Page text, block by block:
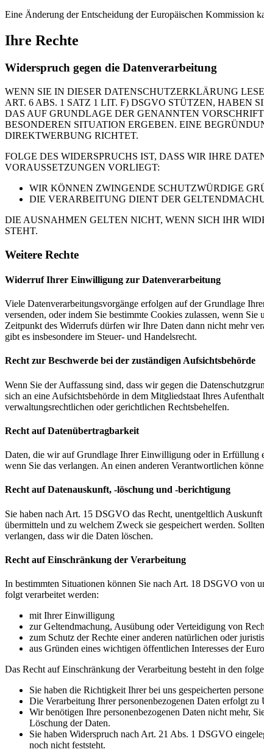
Eine Änderung der Entscheidung der Europäischen Kommission
Ihre Rechte
Widerspruch gegen die Datenverarbeitung
WENN SIE IN DIESER DATENSCHUTZERKLÄRUNG
ART. 6 ABS. 1 SATZ 1 LIT. F) DSGVO STÜTZEN, HABEN
DAS AUF GRUNDLAGE DER GENANNTEN
BESONDEREN SITUATION ERGEBEN. EINE
DIREKTWERBUNG RICHTET.
FOLGE DES WIDERSPRUCHS IST, DASS WIR IHRE
VORAUSSETZUNGEN VORLIEGT:
WIR KÖNNEN ZWINGENDE SCHUTZWÜRDIGE
DIE VERARBEITUNG DIENT DER
DIE AUSNAHMEN GELTEN NICHT, WENN SICH IHR
STEHT.
Weitere Rechte
Widerruf Ihrer Einwilligung zur Datenverarbeitung
Viele Datenverarbeitungsvorgänge erfolgen auf der Grundlage
versenden, oder indem Sie bestimmte Cookies zulassen, wenn
Zeitpunkt des Widerrufs dürfen wir Ihre Daten dann nicht mehr
gibt es insbesondere im Steuer- und Handelsrecht.
Recht zur Beschwerde bei der zuständigen Aufsichtsbehörde
Wenn Sie der Auffassung sind, dass wir gegen die
sich an eine Aufsichtsbehörde in dem Mitgliedstaat Ihres
verwaltungsrechtlichen oder gerichtlichen Rechtsbehelfen.
Recht auf Datenübertragbarkeit
Daten, die wir auf Grundlage Ihrer Einwilligung oder in Erfüllung
wenn Sie das verlangen. An einen anderen Verantwortlichen
Recht auf Datenauskunft, -löschung und -berichtigung
Sie haben nach Art. 15 DSGVO das Recht, unentgeltlich
übermitteln und zu welchem Zweck sie gespeichert werden.
verlangen, dass wir die Daten löschen.
Recht auf Einschränkung der Verarbeitung
In bestimmten Situationen können Sie nach Art. 18 DSGVO von
folgt verarbeitet werden:
mit Ihrer Einwilligung
zur Geltendmachung, Ausübung oder Verteidigung von
zum Schutz der Rechte einer anderen natürlichen oder
aus Gründen eines wichtigen öffentlichen Interesses der
Das Recht auf Einschränkung der Verarbeitung besteht in den
Sie haben die Richtigkeit Ihrer bei uns gespeicherten
Die Verarbeitung Ihrer personenbezogenen Daten erfolgt
Wir benötigen Ihre personenbezogenen Daten nicht mehr,
Löschung der Daten.
Sie haben Widerspruch nach Art. 21 Abs. 1 DSGVO
noch nicht feststeht.